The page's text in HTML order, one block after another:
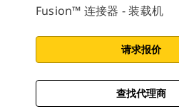
Fusion™ 连接器 - 装载机
请求报价
查找代理商